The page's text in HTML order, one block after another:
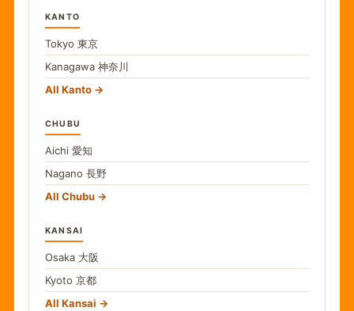
KANTO
Tokyo 東京
Kanagawa 神奈川
All Kanto
CHUBU
Aichi 愛知
Nagano 長野
All Chubu
KANSAI
Osaka 大阪
Kyoto 京都
All Kansai